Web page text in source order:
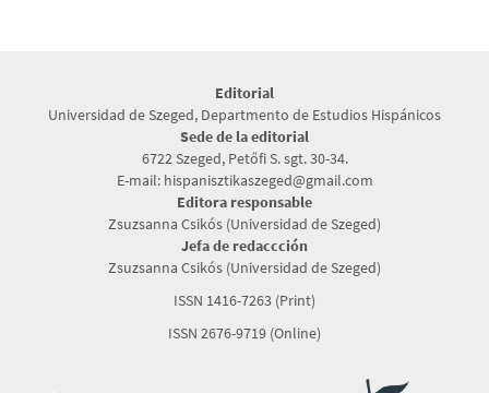
Editorial
Universidad de Szeged, Departmento de Estudios Hispánicos
Sede de la editorial
6722 Szeged, Petőfi S. sgt. 30-34.
E-mail: hispanisztikaszeged@gmail.com
Editora responsable
Zsuzsanna Csikós (Universidad de Szeged)
Jefa de redaccción
Zsuzsanna Csikós (Universidad de Szeged)
ISSN 1416-7263 (Print)
ISSN 2676-9719 (Online)